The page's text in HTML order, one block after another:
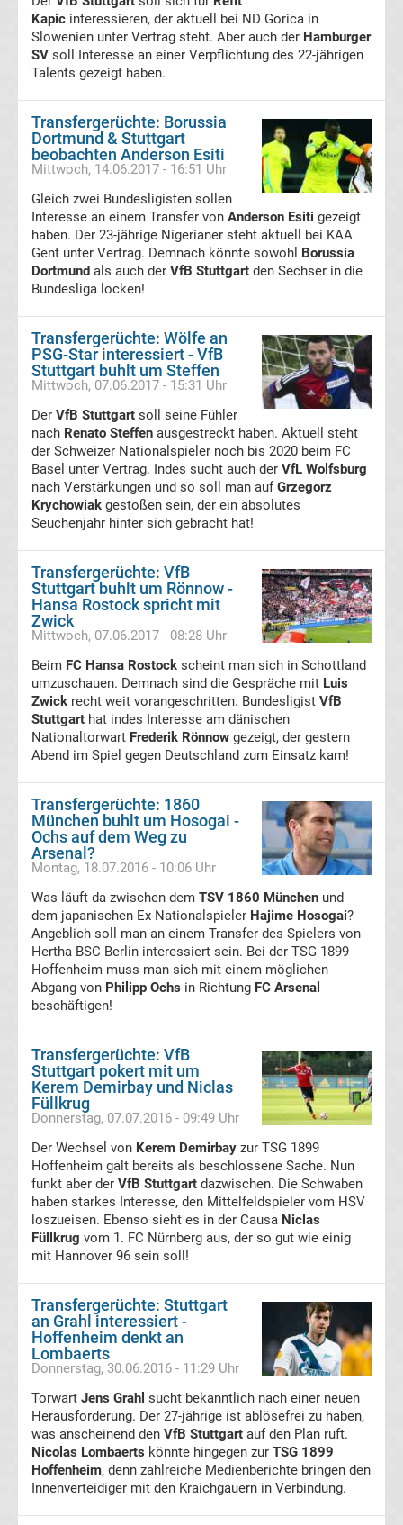
Transfergerüchte
FC
Transfergerüchte
Dynamo
Dresden
Transfergerüchte
Eintracht
Transfergerüchte
Eintracht
Frankfurt
Transfergerüchte
Energie
Cottbus
Transfergerüchte
FC
Augsburg
Transfergerüchte
FC
Erzgebirge
Aue
FC
Hansa
Rostock
Transfergerüchte
FC
St.
Pauli
Transfergerüchte
Fortuna
Düsseldorf
Kapic interessieren, der aktuell bei ND Gorica in
Slowenien unter Vertrag steht. Aber auch der Hamburger
SV soll Interesse an einer Verpflichtung des 22-jährigen
Talents gezeigt haben.
Transfergerüchte: Borussia
Dortmund & Stuttgart
beobachten Anderson Esiti
Mittwoch, 14.06.2017 - 16:51 Uhr
Gleich zwei Bundesligisten sollen
Interesse an einem Transfer von Anderson Esiti gezeigt
haben. Der 23-jährige Nigerianer steht aktuell bei KAA
Gent unter Vertrag. Demnach könnte sowohl Borussia
Dortmund als auch der VfB Stuttgart den Sechser in die
Bundesliga locken!
Transfergerüchte: Wölfe an
PSG-Star interessiert - VfB
Stuttgart buhlt um Steffen
Mittwoch, 07.06.2017 - 15:31 Uhr
Der VfB Stuttgart soll seine Fühler
nach Renato Steffen ausgestreckt haben. Aktuell steht
der Schweizer Nationalspieler noch bis 2020 beim FC
Basel unter Vertrag. Indes sucht auch der VfL Wolfsburg
nach Verstärkungen und so soll man aufGrzegorz
Krychowiak gestoßen sein, der ein absolutes
Seuchenjahr hinter sich gebracht hat!
Transfergerüchte: VfB
Stuttgart buhlt um Rönnow -
Hansa Rostock spricht mit
Zwick
Mittwoch, 07.06.2017 - 08:28 Uhr
Beim FC Hansa Rostock scheint man sich in Schottland
umzuschauen. Demnach sind die Gespräche mit Luis
Zwick recht weit vorangeschritten. Bundesligist VfB
Stuttgart hat indes Interesse am dänischen
Nationaltorwart Frederik Rönnow gezeigt, der gestern
Abend im Spiel gegen Deutschland zum Einsatz kam!
Transfergerüchte: 1860
München buhlt um Hosogai -
Ochs auf dem Weg zu
Arsenal?
Montag, 18.07.2016 - 10:06 Uhr
Was läuft da zwischen dem TSV 1860 München und
dem japanischen Ex-Nationalspieler Hajime Hosogai?
Angeblich soll man an einem Transfer des Spielers von
Hertha BSC Berlin interessiert sein. Bei der TSG 1899
Hoffenheim muss man sich mit einem möglichen
Abgang von Philipp Ochs in Richtung FC Arsenal
beschäftigen!
Transfergerüchte: VfB
Stuttgart pokert mit um
Kerem Demirbay und Niclas
Füllkrug
Donnerstag, 07.07.2016 - 09:49 Uhr
Der Wechsel von Kerem Demirbay zur TSG 1899
Hoffenheim galt bereits als beschlossene Sache. Nun
funkt aber der VfB Stuttgart dazwischen. Die Schwaben
haben starkes Interesse, den Mittelfeldspieler vom HSV
loszueisen. Ebenso sieht es in der Causa Niclas
Füllkrug vom 1. FC Nürnberg aus, der so gut wie einig
mit Hannover 96 sein soll!
Transfergerüchte: Stuttgart
an Grahl interessiert -
Hoffenheim denkt an
Lombaerts
Donnerstag, 30.06.2016 - 11:29 Uhr
Torwart Jens Grahl sucht bekanntlich nach einer neuen
Herausforderung. Der 27-jährige ist ablösefrei zu haben,
was anscheinend den VfB Stuttgart auf den Plan ruft.
Nicolas Lombaerts könnte hingegen zur TSG 1899
Hoffenheim, denn zahlreiche Medienberichte bringen den
Innenverteidiger mit den Kraichgauern in Verbindung.